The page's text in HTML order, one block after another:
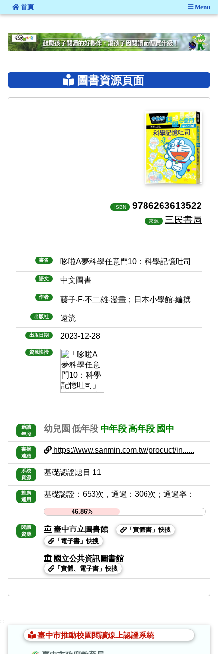
::: 首頁 Menu
圖書資源頁面
ISBN 9786263613522
來源 三民書局
書名 哆啦A夢科學任意門10：科學記憶吐司
語文 中文圖書
作者 藤子‧F‧不二雄-漫畫；日本小學館-編撰
出版社 遠流
出版日期 2023-12-28
資源快掃
適讀
年段
幼兒園 低年段 中年段 高年段 國中
書摘
連結
https://www.sanmin.com.tw/product/in......
系統
資源
基礎認證題目 11
推廣
運用
基礎認證：653次，通過：306次；通過率：
46.86%
閱讀
資源
臺中市立圖書館
「實體書」快搜
「電子書」快搜
國立公共資訊圖書館
「實體、電子書」快搜
臺中市推動校園閱讀線上認證系統